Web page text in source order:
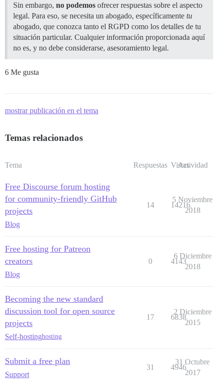
Sin embargo, no podemos ofrecer respuestas sobre el aspecto
legal. Para eso, se necesita un abogado, específicamente tu
abogado, que conozca tanto el RGPD como los detalles de tu
situación particular. Cualquier información proporcionada aquí
no es, y no debe considerarse, asesoramiento legal.
6 Me gusta
mostrar publicación en el tema
Temas relacionados
Tema Respuestas Vistas
Actividad
Free Discourse forum hosting
for community-friendly GitHub
projects
Blog
14 14216
5 Noviembre
2018
Free hosting for Patreon
creators
Blog
0 4143
6 Diciembre
2018
Becoming the new standard
discussion tool for open source
projects
Self-hostinghosting
17 6838
2 Diciembre
2015
Submit a free plan
Support
31 4946
31 Octubre
2017